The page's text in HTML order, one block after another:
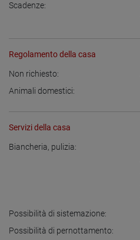
Scadenze:
Regolamento della casa
Non richiesto:
Animali domestici:
Servizi della casa
Biancheria, pulizia:
Possibilità di sistemazione:
Possibilità di pernottamento: